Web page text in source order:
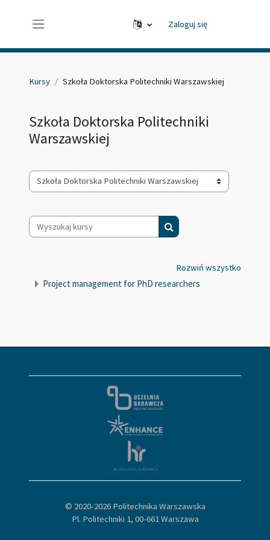
Zaloguj się
Kursy Szkoła Doktorska Politechniki Warszawskiej
Szkoła Doktorska Politechniki
Warszawskiej
Kategorie kursów
Wyszukaj kursy
Wyszukaj kursy
Rozwiń wszystko
Project management for PhD researchers
© 2020-2026 Politechnika Warszawska
Pl. Politechniki 1, 00-661 Warszawa